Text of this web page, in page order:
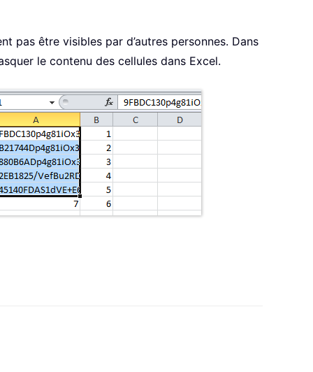
pas être visibles par d’autres personnes. Dans
le contenu des cellules dans Excel.